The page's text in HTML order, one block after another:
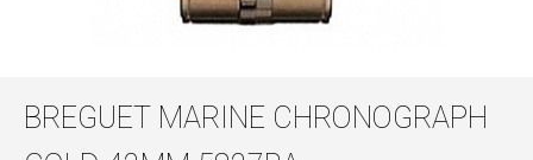
BREGUET MARINE CHRONOGRAPH